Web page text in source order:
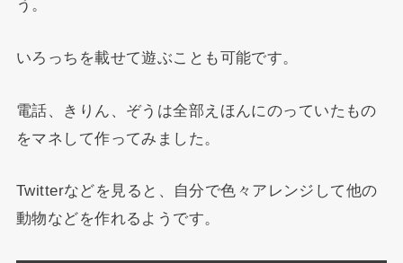
う。
いろっちを載せて遊ぶことも可能です。
電話、きりん、ぞうは全部えほんにのっていたもの
をマネして作ってみました。
Twitterなどを見ると、自分で色々アレンジして他の
動物などを作れるようです。